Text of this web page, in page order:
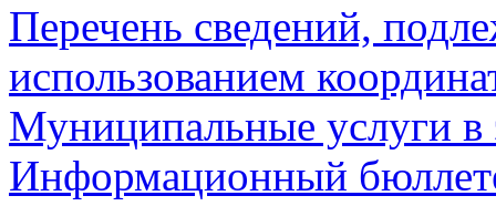
Перечень сведений,
использованием
Муниципальные услуги в
Информационный